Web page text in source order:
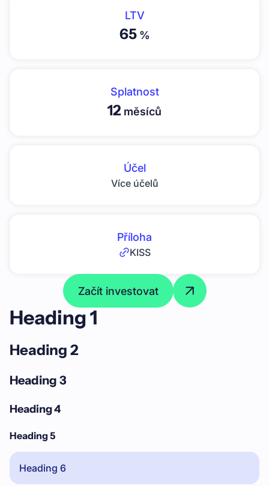
LTV
65%
Splatnost
12 měsíců
Účel
Více účelů
Příloha
KISS
Začít investovat
Heading 1
Heading 2
Heading 3
Heading 4
Heading 5
Heading 6